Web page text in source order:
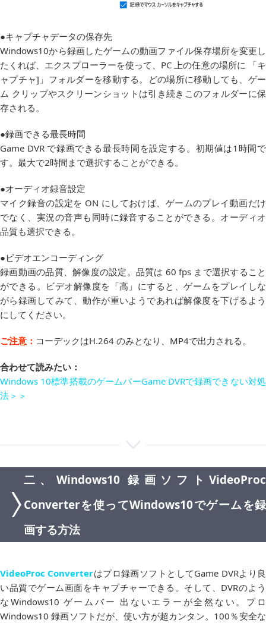
●キャプチャデータの保存先
Windows10から録画したゲームの動画ファイル保存場所を変更し
たくれば、エクスプローラーを使って、PC 上の任意の場所に 「キ
ャプチャ]」フォルダーを移動する。どの場所に移動しても、ゲー
ム クリップやスクリーンショットは引き続きこのフォルダーに保
存される。
●録画できる最長時間
Game DVR で録画できる最長時間を設定する。初期値は1時間で
す。最大で2時間まで選択することができる。
●オーディオ録音設定
マイク録音の設定を ON にしておけば、ゲームのプレイ動画だけ
でなく、実況の音声も同時に録音することができる。オーディオ
品質も選択できる。
●ビデオエンコーディング
録画動画の品質、解像度の設定。品質は 60 fps まで選択すること
ができる。ビデオ解像度を「高」にすると、ゲームをプレイしな
がら録画してみて、動作が重いようであれば解像度を下げるよう
にしてください。
ご注意： コーデックはH.264 のみとなり、MP4で出力される。
合わせて読みたい：
Windows 10標準搭載のゲームバーGame DVRで録画できない対処
法＞＞
二、Windows10 録画ソフトVideoProc
Converterを使ってWindows10でゲームを録
画する方法
VideoProc Converterはプロ録画ソフトとしてGame DVRより良
い品質でゲーム画面をキャプチャーできる。そして、DVRのよう
なWindows10 ゲームバー 出ないエラーが全然ない。プロ
Windows10 録画ソフトだが、使い方が超カンタン。100％安全な